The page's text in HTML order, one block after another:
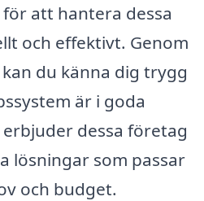
att hantera dessa
och effektivt. Genom
du känna dig trygg
är i goda
dessa företag
lösningar som passar
och budget.